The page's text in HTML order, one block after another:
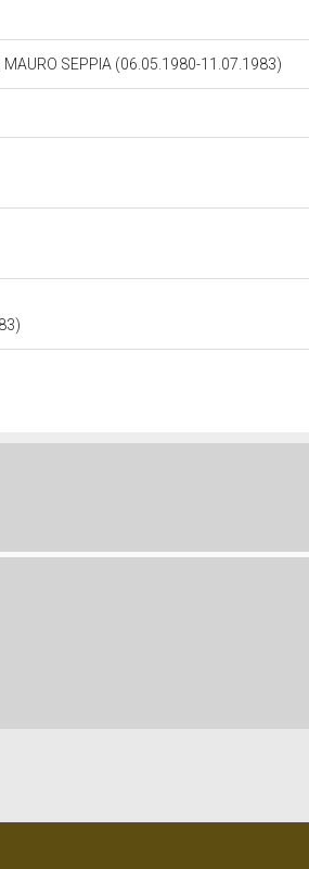
MAURO SEPPIA (06.05.1980-11.07.1983)